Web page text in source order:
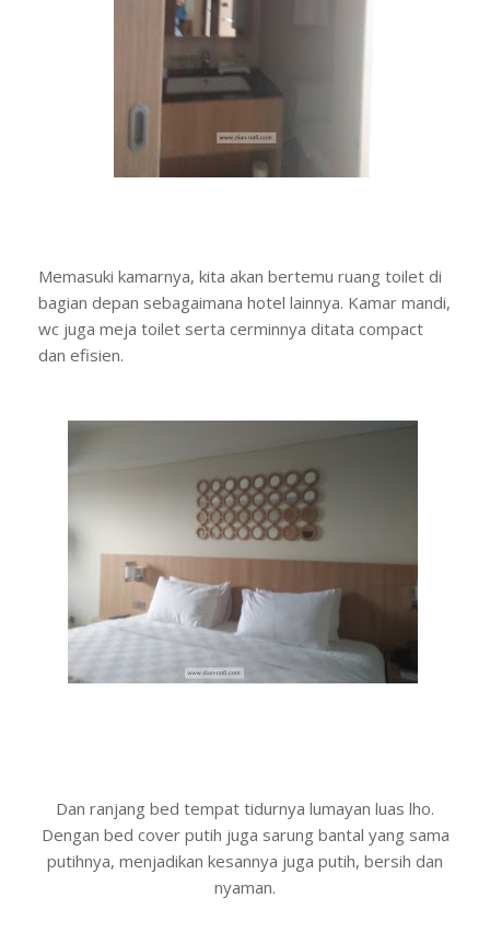
Memasuki kamarnya, kita akan bertemu ruang toilet di
bagian depan sebagaimana hotel lainnya. Kamar mandi,
wc juga meja toilet serta cerminnya ditata compact
dan efisien.
Dan ranjang bed tempat tidurnya lumayan luas lho.
Dengan bed cover putih juga sarung bantal yang sama
putihnya, menjadikan kesannya juga putih, bersih dan
nyaman.